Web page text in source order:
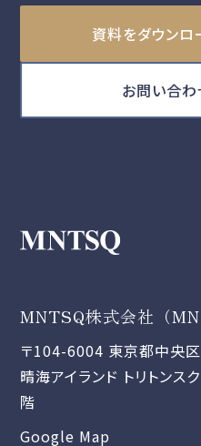
資料をダウンロ
お問い合わ
MNTSQ株式会社（
〒104-6004 東京都中央区
晴海アイランド トリトン
階
Google Map